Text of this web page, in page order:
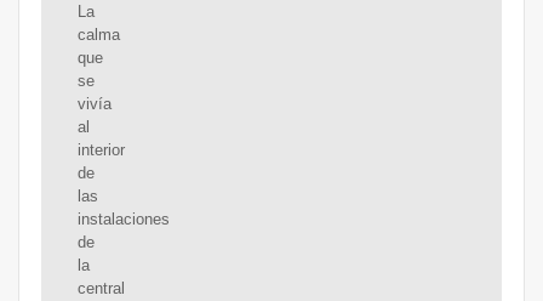
La
calma
que
se
vivía
al
interior
de
las
instalaciones
de
la
central